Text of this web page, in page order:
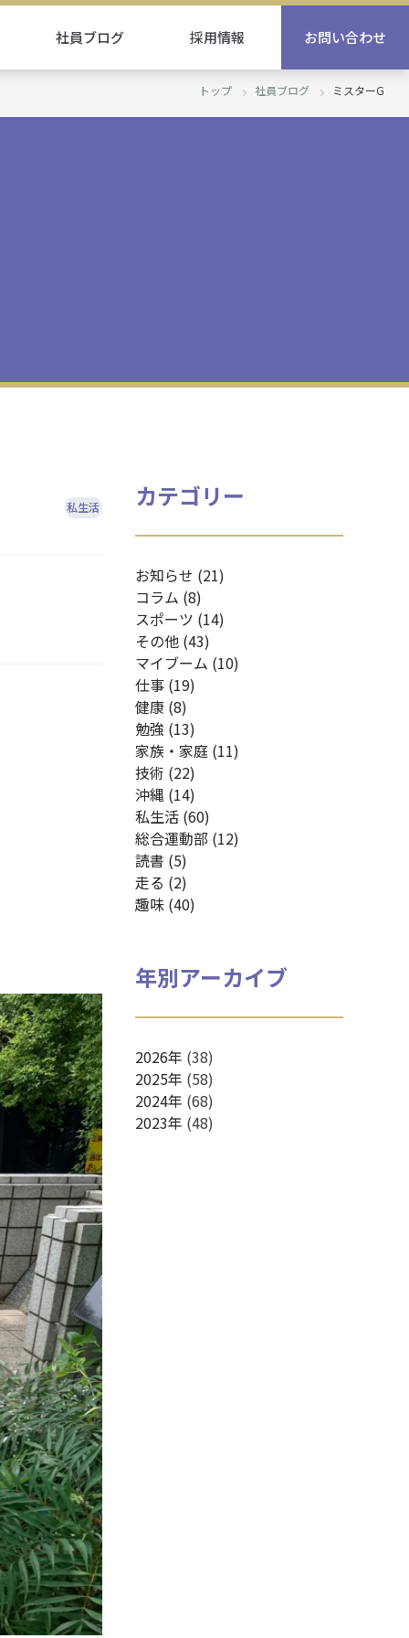
社員ブログ 採用情報 お問い合わせ
トップ 社員ブログ ミスターG
私生活 カテゴリー
お知らせ (21)
コラム (8)
スポーツ (14)
その他 (43)
マイブーム (10)
仕事 (19)
健康 (8)
勉強 (13)
家族・家庭 (11)
技術 (22)
沖縄 (14)
私生活 (60)
総合運動部 (12)
読書 (5)
走る (2)
趣味 (40)
年別アーカイブ
2026年 (38)
2025年 (58)
2024年 (68)
2023年 (48)